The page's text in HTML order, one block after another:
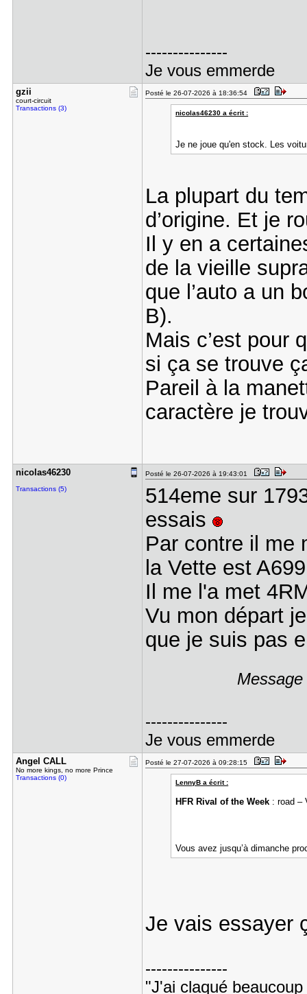
---------------
Je vous emmerde
gzii
court-circuit
Transactions (3)
Posté le 26-07-2026 à 18:36:54
nicolas46230 a écrit :
Je ne joue qu'en stock. Les
La plupart du
d’origine. Et je
Il y en a
de la vieille
que l’auto a un
B).
Mais c’est pour
si ça se trouve
Pareil à la
caractère je
nicolas462​30
Transactions (5)
Posté le 26-07-2026 à 19:43:01
514eme sur
essais
Par contre il me
la Vette est
Il me l'a met
Vu mon départ
que je suis pas
---------------
Je vous emmerde
Angel CALL
No more kings, no more Prince
Transactions (0)
Posté le 27-07-2026 à 09:28:15
LennyB a écrit :
HFR Rival of the Week : road –
Vous avez jusqu’à dimanche
Je vais essayer
---------------
"J'ai claqué